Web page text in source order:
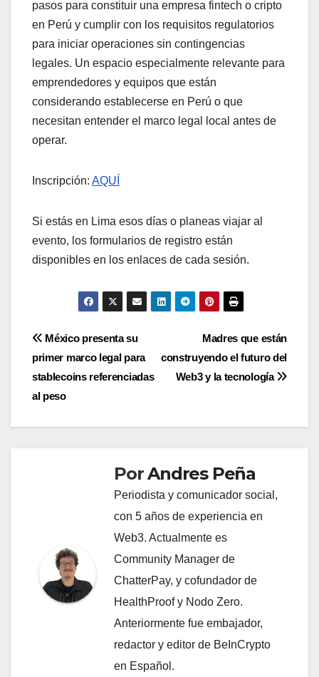
pasos para constituir una empresa fintech o cripto
en Perú y cumplir con los requisitos regulatorios
para iniciar operaciones sin contingencias
legales. Un espacio especialmente relevante para
emprendedores y equipos que están
considerando establecerse en Perú o que
necesitan entender el marco legal local antes de
operar.
Inscripción: AQUÍ
Si estás en Lima esos días o planeas viajar al
evento, los formularios de registro están
disponibles en los enlaces de cada sesión.
Navegación
de
entradas
Madres que están
construyendo el futuro del
Web3 y la tecnología
México presenta su
primer marco legal para
stablecoins referenciadas
al peso
PorAndres Peña
Periodista y comunicador social,
con 5 años de experiencia en
Web3. Actualmente es
Community Manager de
ChatterPay, y cofundador de
HealthProof y Nodo Zero.
Anteriormente fue embajador,
redactor y editor de BeInCrypto
en Español.